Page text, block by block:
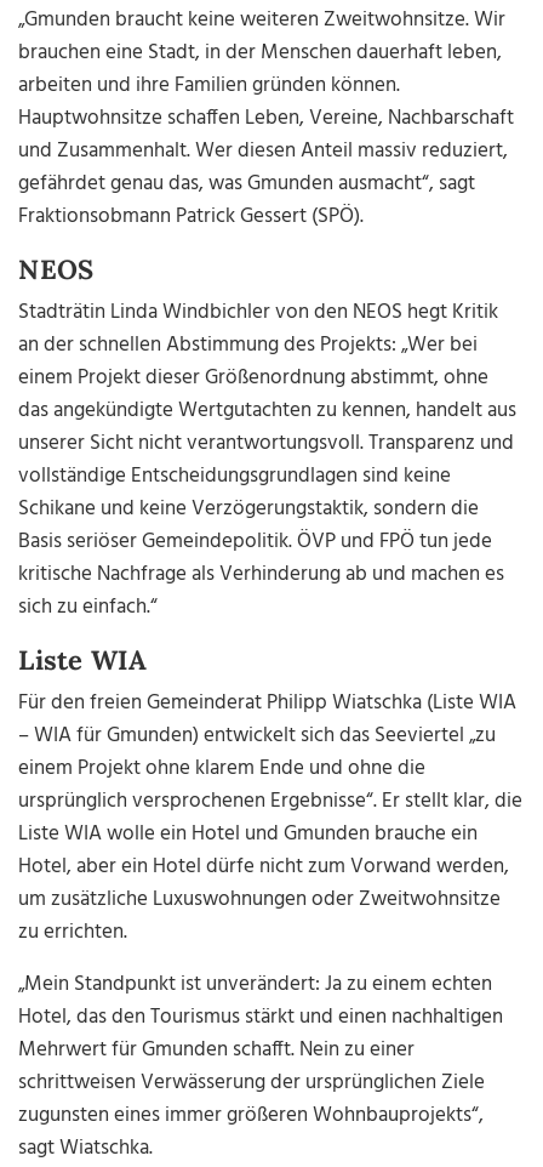
„Gmunden braucht keine weiteren Zweitwohnsitze. Wir
brauchen eine Stadt, in der Menschen dauerhaft leben,
arbeiten und ihre Familien gründen können.
Hauptwohnsitze schaffen Leben, Vereine, Nachbarschaft
und Zusammenhalt. Wer diesen Anteil massiv reduziert,
gefährdet genau das, was Gmunden ausmacht“, sagt
Fraktionsobmann Patrick Gessert (SPÖ).
NEOS
Stadträtin Linda Windbichler von den NEOS hegt Kritik
an der schnellen Abstimmung des Projekts: „Wer bei
einem Projekt dieser Größenordnung abstimmt, ohne
das angekündigte Wertgutachten zu kennen, handelt aus
unserer Sicht nicht verantwortungsvoll. Transparenz und
vollständige Entscheidungsgrundlagen sind keine
Schikane und keine Verzögerungstaktik, sondern die
Basis seriöser Gemeindepolitik. ÖVP und FPÖ tun jede
kritische Nachfrage als Verhinderung ab und machen es
sich zu einfach.“
Liste WIA
Für den freien Gemeinderat Philipp Wiatschka (Liste WIA
– WIA für Gmunden) entwickelt sich das Seeviertel „zu
einem Projekt ohne klarem Ende und ohne die
ursprünglich versprochenen Ergebnisse“.Er stellt klar, die
Liste WIA wolle ein Hotel und Gmunden brauche ein
Hotel, aber ein Hotel dürfe nicht zum Vorwand werden,
um zusätzliche Luxuswohnungen oder Zweitwohnsitze
zu errichten.
„Mein Standpunkt ist unverändert: Ja zu einem echten
Hotel, das den Tourismus stärkt und einen nachhaltigen
Mehrwert für Gmunden schafft. Nein zu einer
schrittweisen Verwässerung der ursprünglichen Ziele
zugunsten eines immer größeren Wohnbauprojekts“,
sagt Wiatschka.